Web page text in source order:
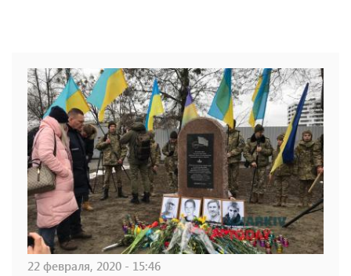
22 февраля, 2020 - 15:46